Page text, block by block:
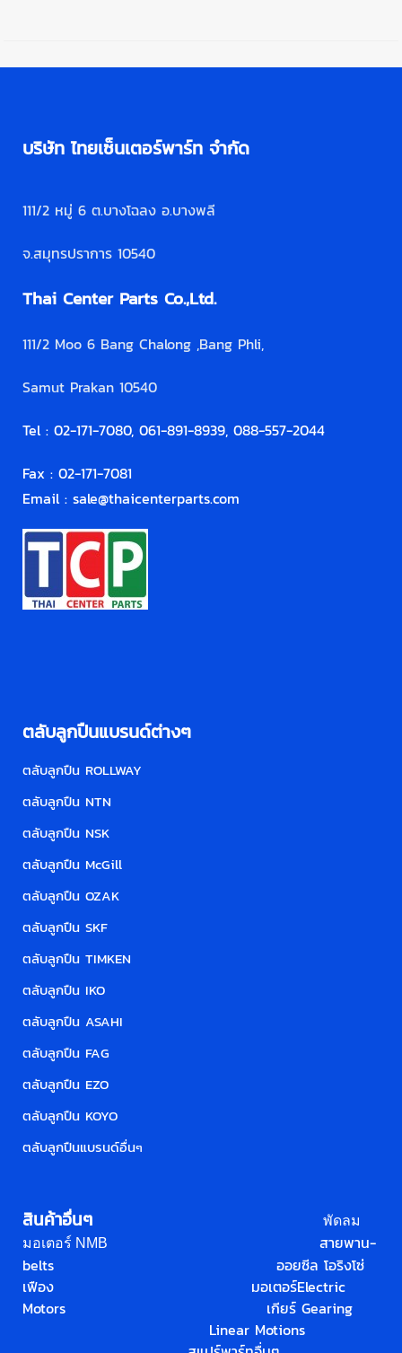
บริษัท ไทยเซ็นเตอร์พาร์ท จำกัด
111/2 หมู่ 6 ต.บางโฉลง อ.บางพลี
จ.สมุทรปราการ 10540
Thai Center Parts Co.,Ltd.
111/2 Moo 6 Bang Chalong ,Bang Phli,
Samut Prakan 10540
Tel : 02-171-7080, 061-891-8939, 088-557-2044
Fax : 02-171-7081
Email : sale@thaicenterparts.com
ตลับลูกปืนแบรนด์ต่างๆ
ตลับลูกปืน ROLLWAY
ตลับลูกปืน NTN
ตลับลูกปืน NSK
ตลับลูกปืน McGill
ตลับลูกปืน OZAK
ตลับลูกปืน SKF
ตลับลูกปืน TIMKEN
ตลับลูกปืน IKO
ตลับลูกปืน ASAHI
ตลับลูกปืน FAG
ตลับลูกปืน EZO
ตลับลูกปืน KOYO
ตลับลูกปืนแบรนด์อื่นๆ
สินค้าอื่นๆ
พัดลม
มอเตอร์ NMB
สายพาน-
belts
ออยซีล โอริงโซ่
เฟือง
มอเตอร์Electric
Motors
เกียร์ Gearing
Linear Motions